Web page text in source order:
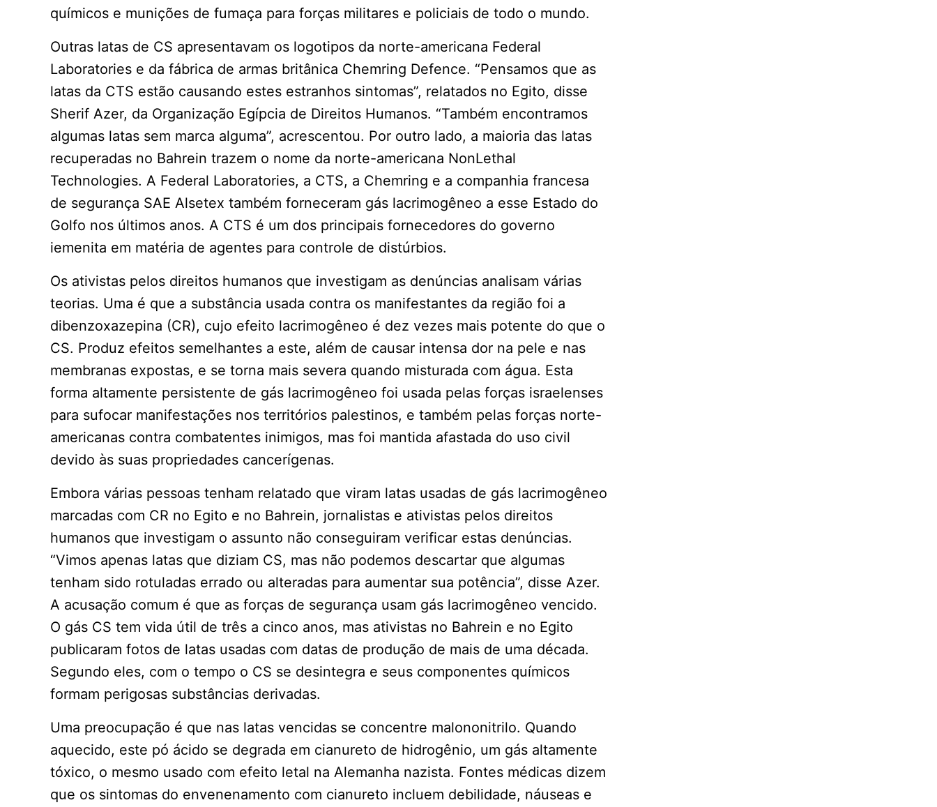
químicos e munições de fumaça para forças militares e policiais de todo o mundo.
Outras latas de CS apresentavam os logotipos da norte-americana Federal
Laboratories e da fábrica de armas britânica Chemring Defence. “Pensamos que as
latas da CTS estão causando estes estranhos sintomas”, relatados no Egito, disse
Sherif Azer, da Organização Egípcia de Direitos Humanos. “Também encontramos
algumas latas sem marca alguma”, acrescentou. Por outro lado, a maioria das latas
recuperadas no Bahrein trazem o nome da norte-americana NonLethal
Technologies. A Federal Laboratories, a CTS, a Chemring e a companhia francesa
de segurança SAE Alsetex também forneceram gás lacrimogêneo a esse Estado do
Golfo nos últimos anos. A CTS é um dos principais fornecedores do governo
iemenita em matéria de agentes para controle de distúrbios.
Os ativistas pelos direitos humanos que investigam as denúncias analisam várias
teorias. Uma é que a substância usada contra os manifestantes da região foi a
dibenzoxazepina (CR), cujo efeito lacrimogêneo é dez vezes mais potente do que o
CS. Produz efeitos semelhantes a este, além de causar intensa dor na pele e nas
membranas expostas, e se torna mais severa quando misturada com água. Esta
forma altamente persistente de gás lacrimogêneo foi usada pelas forças israelenses
para sufocar manifestações nos territórios palestinos, e também pelas forças norte-
americanas contra combatentes inimigos, mas foi mantida afastada do uso civil
devido às suas propriedades cancerígenas.
Embora várias pessoas tenham relatado que viram latas usadas de gás lacrimogêneo
marcadas com CR no Egito e no Bahrein, jornalistas e ativistas pelos direitos
humanos que investigam o assunto não conseguiram verificar estas denúncias.
“Vimos apenas latas que diziam CS, mas não podemos descartar que algumas
tenham sido rotuladas errado ou alteradas para aumentar sua potência”, disse Azer.
A acusação comum é que as forças de segurança usam gás lacrimogêneo vencido.
O gás CS tem vida útil de três a cinco anos, mas ativistas no Bahrein e no Egito
publicaram fotos de latas usadas com datas de produção de mais de uma década.
Segundo eles, com o tempo o CS se desintegra e seus componentes químicos
formam perigosas substâncias derivadas.
Uma preocupação é que nas latas vencidas se concentre malononitrilo. Quando
aquecido, este pó ácido se degrada em cianureto de hidrogênio, um gás altamente
tóxico, o mesmo usado com efeito letal na Alemanha nazista. Fontes médicas dizem
que os sintomas do envenenamento com cianureto incluem debilidade, náuseas e